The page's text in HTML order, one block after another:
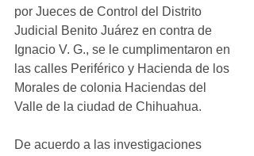
por Jueces de Control del Distrito
Judicial Benito Juárez en contra de
Ignacio V. G., se le cumplimentaron en
las calles Periférico y Hacienda de los
Morales de colonia Haciendas del
Valle de la ciudad de Chihuahua.
De acuerdo a las investigaciones